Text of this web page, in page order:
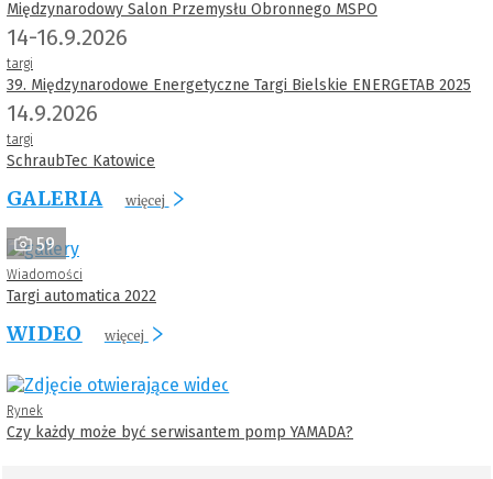
Międzynarodowy Salon Przemysłu Obronnego MSPO
14-16.9.2026
targi
39. Międzynarodowe Energetyczne Targi Bielskie ENERGETAB 2025
14.9.2026
targi
SchraubTec Katowice
GALERIA więcej
59
Wiadomości
Targi automatica 2022
WIDEO więcej
Rynek
Czy każdy może być serwisantem pomp YAMADA?